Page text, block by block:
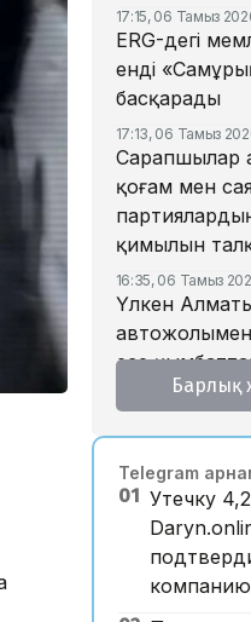
17:15, 06 Тамыз
ERG-дегі
енді
басқарады
17:13, 06 Тамыз
Сарапшылар
қоғам мен
қимылын
16:35, 06 Тамыз
Үлкен
есе
16:32, 06 Тамыз
мәнін
16:26, 06 Тамыз 2026
«Уахабист
Тілеухан
қатысты
Барлық
Telegram
01 Утечку